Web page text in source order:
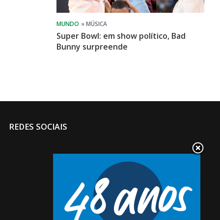
Super Bowl: em show político, Bad
Bunny surpreende
REDES SOCIAIS